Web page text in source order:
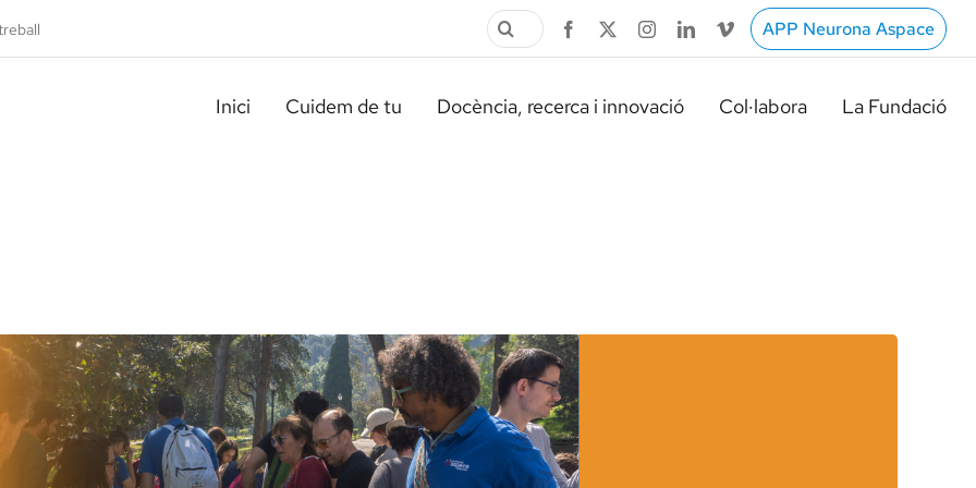
Cerca
…
APP Neurona Aspace
Inici Cuidem de tu Docència, recerca i innovació Col·labora La Fundació